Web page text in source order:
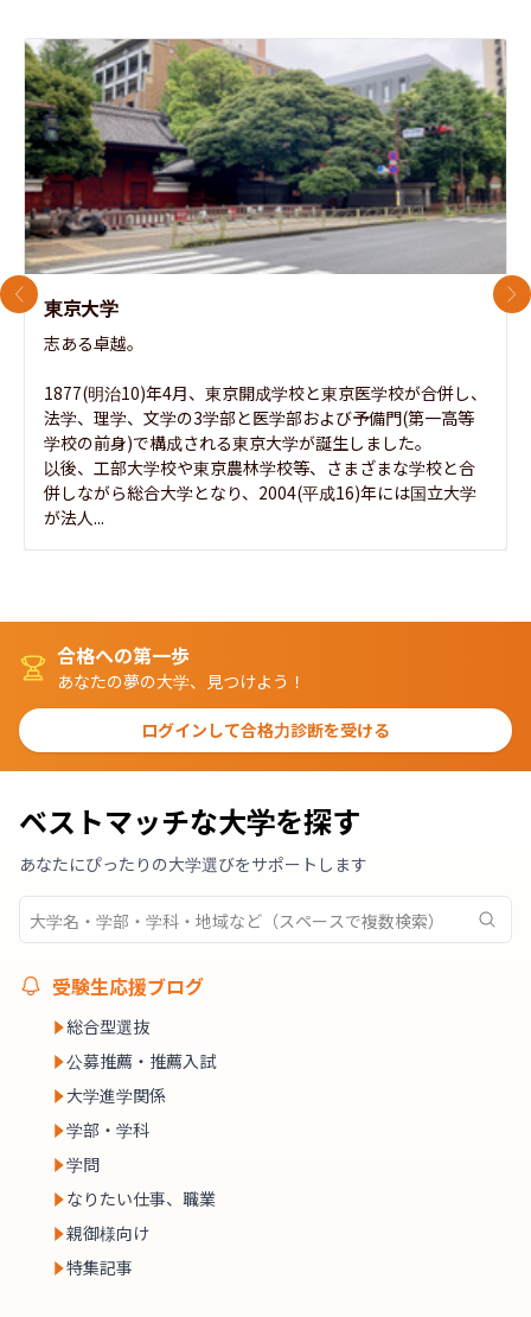
東京大学
志ある卓越。
1877(明治10)年4月、東京開成学校と東京医学校が合併し、
法学、理学、文学の3学部と医学部および予備門(第一高等
学校の前身)で構成される東京大学が誕生しました。
以後、工部大学校や東京農林学校等、さまざまな学校と合
併しながら総合大学となり、2004(平成16)年には国立大学
が法人...
前のスライド 次
合格への第一歩
あなたの夢の大学、見つけよう！
ログインして合格力診断を受ける
ベストマッチな大学を探す
あなたにぴったりの大学選びをサポートします
受験生応援ブログ
総合型選抜
公募推薦・推薦入試
大学進学関係
学部・学科
学問
なりたい仕事、職業
親御様向け
特集記事